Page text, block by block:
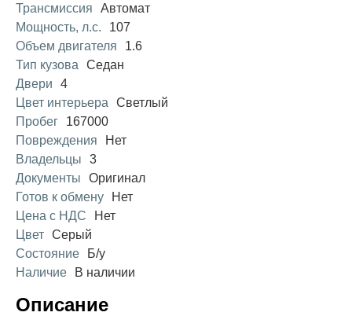
Трансмиссия
Автомат
Мощность, л.с.
107
Объем двигателя
1.6
Тип кузова
Седан
Двери
4
Цвет интерьера
Светлый
Пробег
167000
Повреждения
Нет
Владельцы
3
Документы
Оригинал
Готов к обмену
Нет
Цена с НДС
Нет
Цвет Серый
Состояние
Б/у
Наличие
В наличии
Описание